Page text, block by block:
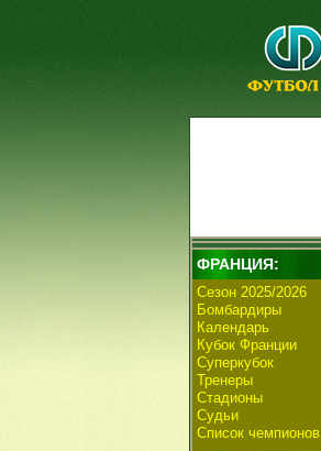
ФРАНЦИЯ:
Сезон 2025/2026
Бомбардиры
Календарь
Кубок Франции
Суперкубок
Тренеры
Стадионы
Судьи
Список чемпионов